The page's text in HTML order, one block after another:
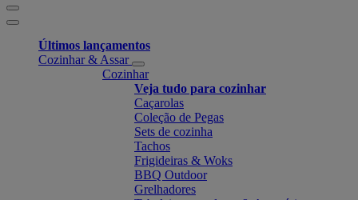
Últimos lançamentos
Cozinhar & Assar
Cozinhar
Veja tudo para cozinhar
Caçarolas
Coleção de Pegas
Sets de cozinha
Tachos
Frigideiras & Woks
BBQ Outdoor
Grelhadores